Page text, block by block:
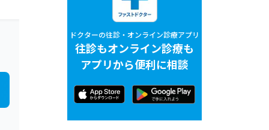
ドクターの往診・オンライン診療アプリ
往診もオンライン診療も
アプリから便利に相談